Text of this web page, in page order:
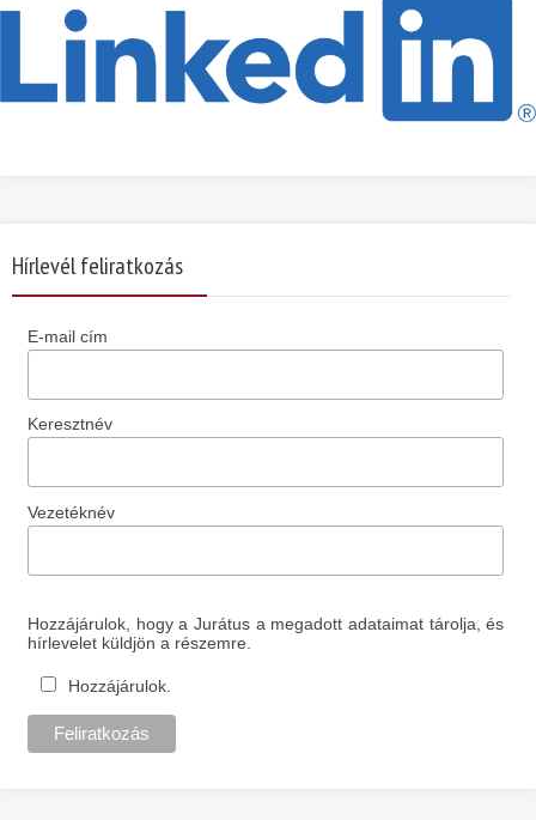
Hírlevél feliratkozás
E-mail cím
Keresztnév
Vezetéknév
Hozzájárulok, hogy a Jurátus a megadott adataimat tárolja, és
hírlevelet küldjön a részemre.
Hozzájárulok.